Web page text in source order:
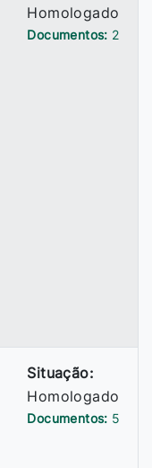
Homologado
Documentos: 2
Situação:
Homologado
Documentos: 5